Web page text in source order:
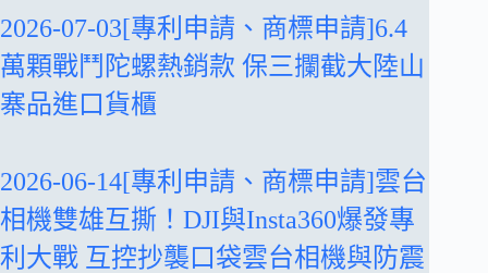
2026-07-03[專利申請、商標申請]6.4
萬顆戰鬥陀螺熱銷款 保三攔截大陸山
寨品進口貨櫃
2026-06-14[專利申請、商標申請]雲台
相機雙雄互撕！DJI與Insta360爆發專
利大戰 互控抄襲口袋雲台相機與防震